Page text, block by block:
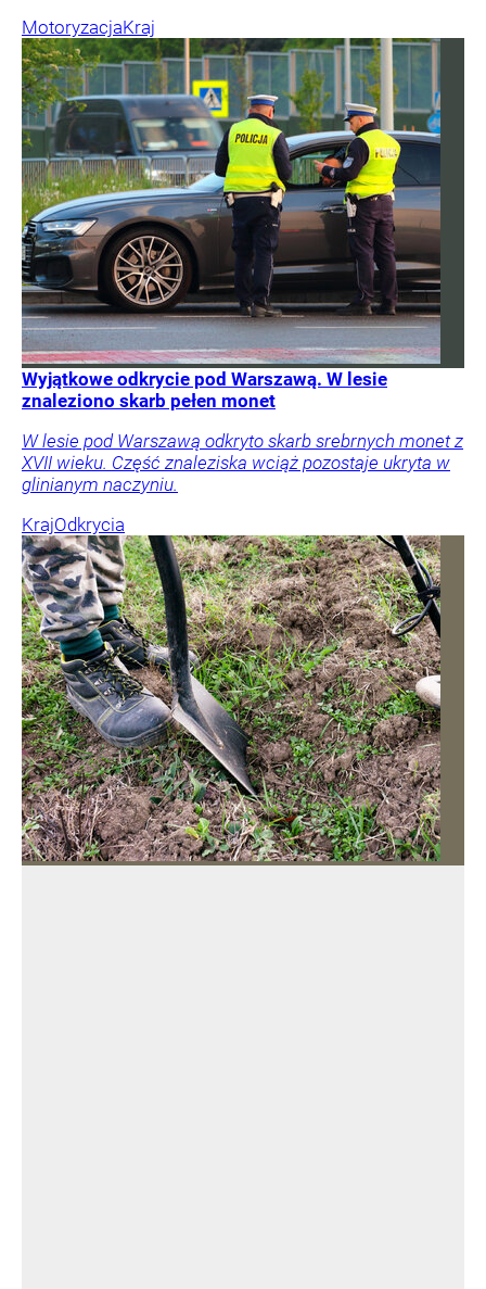
MotoryzacjaKraj
Wyjątkowe odkrycie pod Warszawą. W lesie
znaleziono skarb pełen monet
W lesie pod Warszawą odkryto skarb srebrnych monet z
XVII wieku. Część znaleziska wciąż pozostaje ukryta w
glinianym naczyniu.
KrajOdkrycia